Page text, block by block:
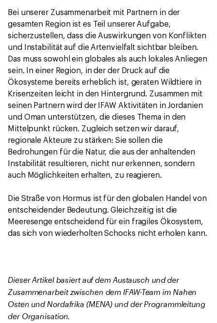
Bei unserer Zusammenarbeit mit Partnern in der
gesamten Region ist es Teil unserer Aufgabe,
sicherzustellen, dass die Auswirkungen von Konflikten
und Instabilität auf die Artenvielfalt sichtbar bleiben.
Das muss sowohl ein globales als auch lokales Anliegen
sein. In einer Region, in der der Druck auf die
Ökosysteme bereits erheblich ist, geraten Wildtiere in
Krisenzeiten leicht in den Hintergrund. Zusammen mit
seinen Partnern wird der IFAW Aktivitäten in Jordanien
und Oman unterstützen, die dieses Thema in den
Mittelpunkt rücken. Zugleich setzen wir darauf,
regionale Akteure zu stärken: Sie sollen die
Bedrohungen für die Natur, die aus der anhaltenden
Instabilität resultieren, nicht nur erkennen, sondern
auch Möglichkeiten erhalten, zu reagieren.
Die Straße von Hormus ist für den globalen Handel von
entscheidender Bedeutung. Gleichzeitig ist die
Meeresenge entscheidend für ein fragiles Ökosystem,
das sich von wiederholten Schocks nicht erholen kann.
Dieser Artikel basiert auf dem Austausch und der
Zusammenarbeit zwischen dem IFAW-Team im Nahen
Osten und Nordafrika (MENA) und der Programmleitung
der Organisation.